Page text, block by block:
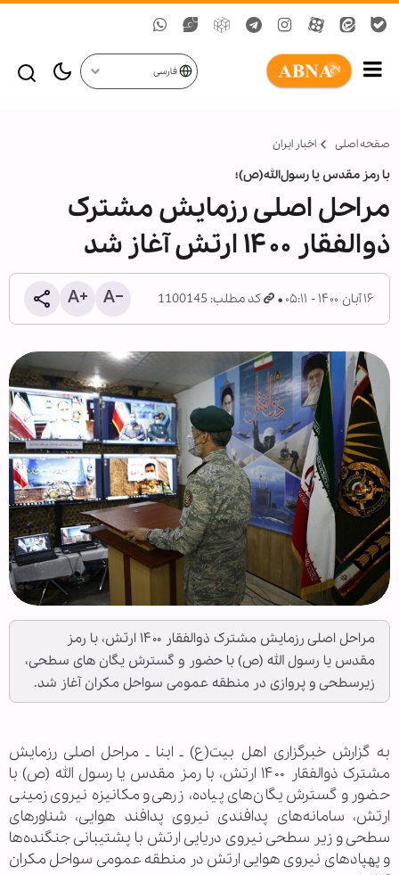
فارسی
صفحه اصلی اخبار ایران
با رمز مقدس یا رسول‌الله(ص)؛
مراحل اصلی رزمایش مشترک
ذوالفقار ۱۴۰۰ ارتش آغاز شد
۱۶ آبان ۱۴۰۰ - ۰۵:۱۱ کد مطلب: 1100145
مراحل اصلی رزمایش مشترک ذوالفقار ۱۴۰۰ ارتش، با رمز
مقدس یا رسول الله (ص) با حضور و گسترش یگان های سطحی،
زیرسطحی و پروازی در منطقه عمومی سواحل مکران آغاز شد.
به گزارش خبرگزاری اهل بیت(ع) ـ ابنا ـ مراحل اصلی رزمایش
مشترک ذوالفقار ۱۴۰۰ ارتش، با رمز مقدس یا رسول الله (ص) با
حضور و گسترش یگان‌های پیاده، زرهی و مکانیزه نیروی زمینی
ارتش، سامانه‌های پدافندی نیروی پدافند هوایی، شناورهای
سطحی و زیر سطحی نیروی دریایی ارتش با پشتیبانی جنگنده‌ها
و پهپادهای نیروی هوایی ارتش در منطقه عمومی سواحل مکران